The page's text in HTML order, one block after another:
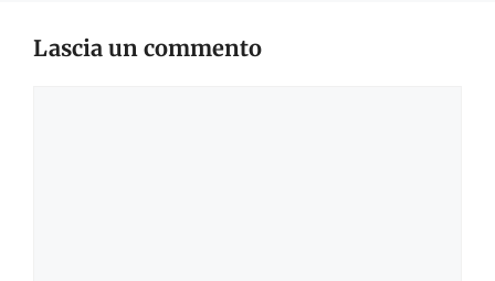
Lascia un commento